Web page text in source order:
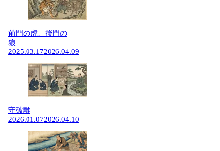
前門の虎、後門の
狼
2025.03.172026.04.09
守破離
2026.01.072026.04.10